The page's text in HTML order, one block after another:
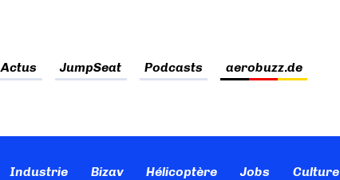
Actus JumpSeat Podcasts aerobuzz.de
Industrie Bizav Hélicoptère Jobs